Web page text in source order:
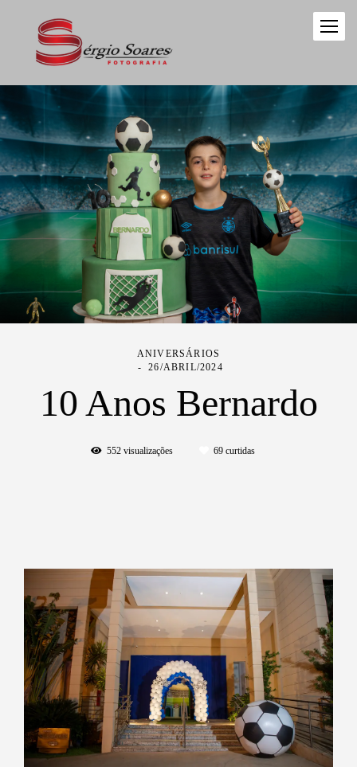
ANIVERSÁRIOS
26/ABRIL/2024
10 Anos Bernardo
552visualizações 69curtidas